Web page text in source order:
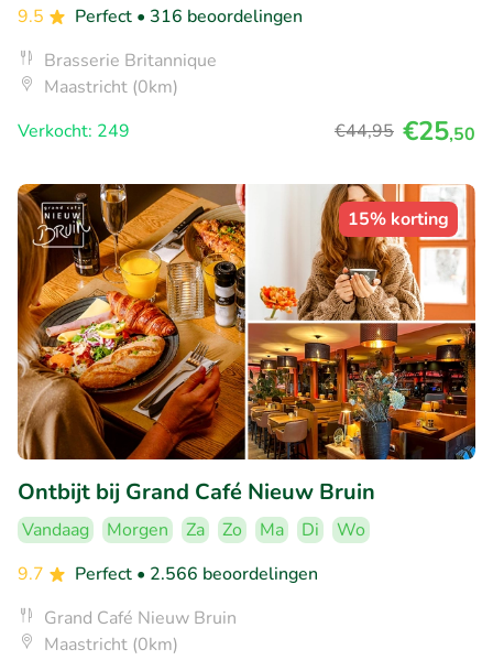
9.5
Perfect • 316 beoordelingen
Brasserie Britannique
Maastricht (0km)
Verkocht: 249
€44,95 €25,50
15% korting
Ontbijt bij Grand Café Nieuw Bruin
Vandaag Morgen Za Zo Ma Di
Wo
9.7
Perfect • 2.566 beoordelingen
Grand Café Nieuw Bruin
Maastricht (0km)